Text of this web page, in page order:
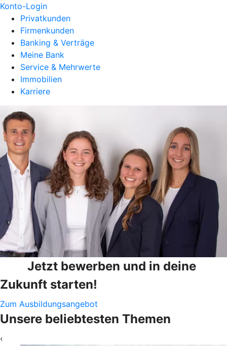
Konto-Login
Privatkunden
Firmenkunden
Banking & Verträge
Meine Bank
Service & Mehrwerte
Immobilien
Karriere
Jetzt bewerben und in deine
Zukunft starten!
Zum Ausbildungsangebot
Unsere beliebtesten Themen
‹